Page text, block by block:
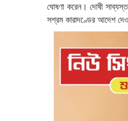
ঘোষণা করেন। দোষী সাব্যস্ত
সশ্রম কারাদণ্ডের আদেশ